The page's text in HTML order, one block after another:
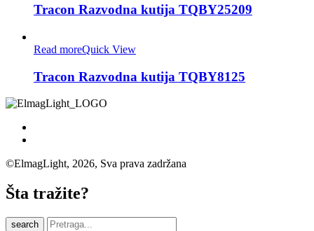
Tracon Razvodna kutija TQBY25209
Read moreQuick View
Tracon Razvodna kutija TQBY8125
©ElmagLight, 2026, Sva prava zadržana
Šta tražite?
search